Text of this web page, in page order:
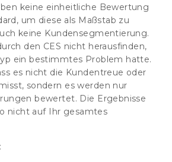
keine einheitliche Bewertung
um diese als Maßstab zu
keine Kundensegmentierung.
den CES nicht herausfinden,
ein bestimmtes Problem hatte.
es nicht die Kundentreue oder
sondern es werden nur
bewertet. Die Ergebnisse
nicht auf Ihr gesamtes